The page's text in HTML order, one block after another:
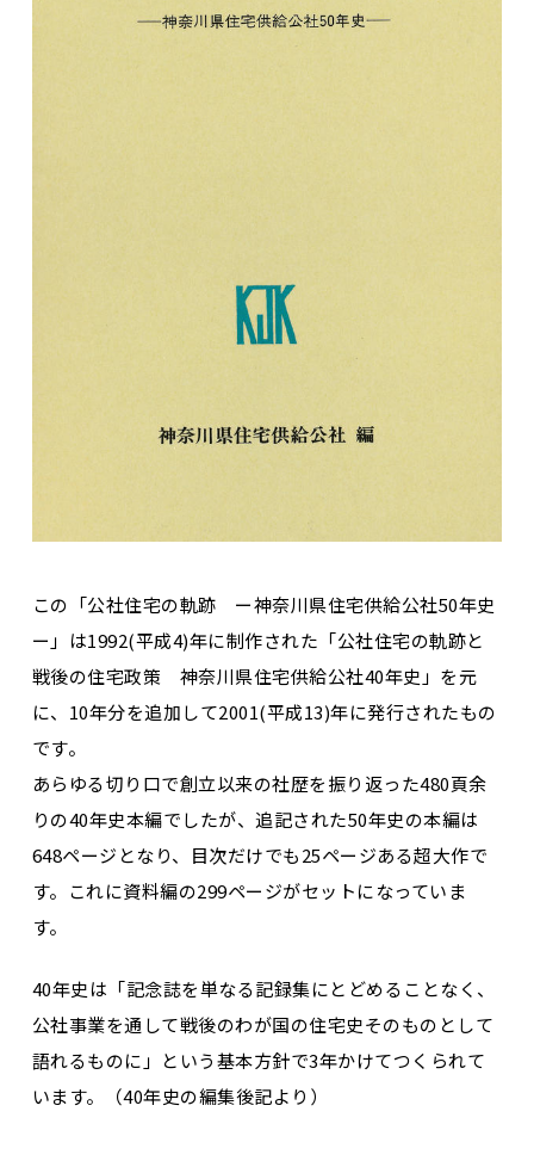
この「公社住宅の軌跡 ー神奈川県住宅供給公社50年史
ー」は1992(平成4)年に制作された「公社住宅の軌跡と
戦後の住宅政策 神奈川県住宅供給公社40年史」を元
に、10年分を追加して2001(平成13)年に発行されたもの
です。
あらゆる切り口で創立以来の社歴を振り返った480頁余
りの40年史本編でしたが、追記された50年史の本編は
648ページとなり、目次だけでも25ページある超大作で
す。これに資料編の299ページがセットになっていま
す。
40年史は「記念誌を単なる記録集にとどめることなく、
公社事業を通して戦後のわが国の住宅史そのものとして
語れるものに」という基本方針で3年かけてつくられて
います。（40年史の編集後記より）